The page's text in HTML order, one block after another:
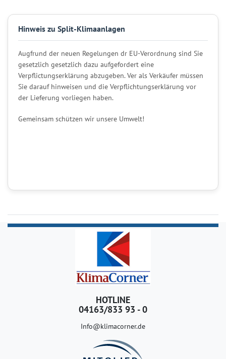
Hinweis zu Split-Klimaanlagen
Augfrund der neuen Regelungen dr EU-Verordnung sind Sie
gesetzlich gesetzlich dazu aufgefordert eine
Verpflictungserklärung abzugeben. Ver als Verkäufer müssen
Sie darauf hinweisen und die Verpflichtungserklärung vor
der Lieferung vorliegen haben.
Gemeinsam schützen wir unsere Umwelt!
HOTLINE
04163/833 93 - 0
Info@klimacorner.de